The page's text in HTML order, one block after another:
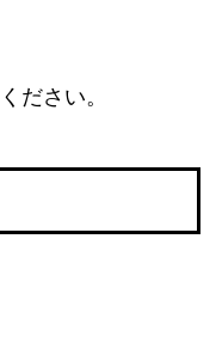
ださい。